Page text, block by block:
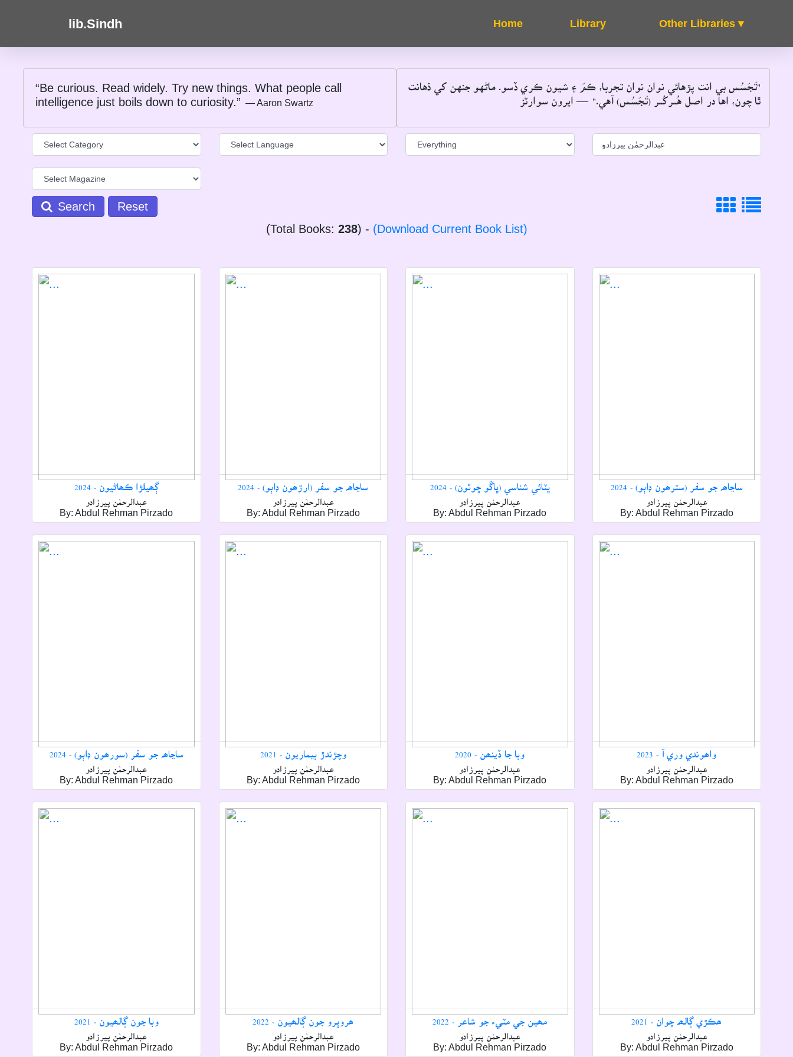
About FAQ's
lib.Sindh Other Libraries ▾
“Be curious. Read widely. Try new things. What people call
intelligence just boils down to curiosity.” ― Aaron Swartz
"تَجَسُس بي انت پڙهائي نوان نوان تجربا، ڪمَ ۽ شيون ڪري ڏسو۔ ماڻهو جنهن کي ذهانت
ٿا چون، اها در اصل هُــرکُــر (تَجَسُس) آهي۔" ― ايرون سوارٽز
Search
Reset
(Total Books: 238) - (Download Current Book List)
ڳھيلڙا ڪھاڻيون - 2024
عبدالرحمٰن پيرزادو
By: Abdul Rehman Pirzado
ساڃاھہ جو سفر (ارڙھون ڊاٻو) - 2024
عبدالرحمٰن پيرزادو
By: Abdul Rehman Pirzado
ڀٽائي شناسي (ڀاڱو ڇوٿون) - 2024
عبدالرحمٰن پيرزادو
By: Abdul Rehman Pirzado
ساڃاھہ جو سفر (سترھون ڊاٻو) - 2024
عبدالرحمٰن پيرزادو
By: Abdul Rehman Pirzado
ساڃاھہ جو سفر (سورھون ڊاٻو) - 2024
عبدالرحمٰن پيرزادو
By: Abdul Rehman Pirzado
وچڙندڙ بيماريون - 2021
عبدالرحمٰن پيرزادو
By: Abdul Rehman Pirzado
وبا جا ڏينھن - 2020
عبدالرحمٰن پيرزادو
By: Abdul Rehman Pirzado
واھوندي وري آ - 2023
عبدالرحمٰن پيرزادو
By: Abdul Rehman Pirzado
وبا جون ڳالھيون - 2021
عبدالرحمٰن پيرزادو
By: Abdul Rehman Pirzado
ھروڀرو جون ڳالھيون - 2022
عبدالرحمٰن پيرزادو
By: Abdul Rehman Pirzado
مھين جي مٽيء جو شاعر - 2022
عبدالرحمٰن پيرزادو
By: Abdul Rehman Pirzado
ھڪڙي ڳالھہ چوان - 2021
عبدالرحمٰن پيرزادو
By: Abdul Rehman Pirzado